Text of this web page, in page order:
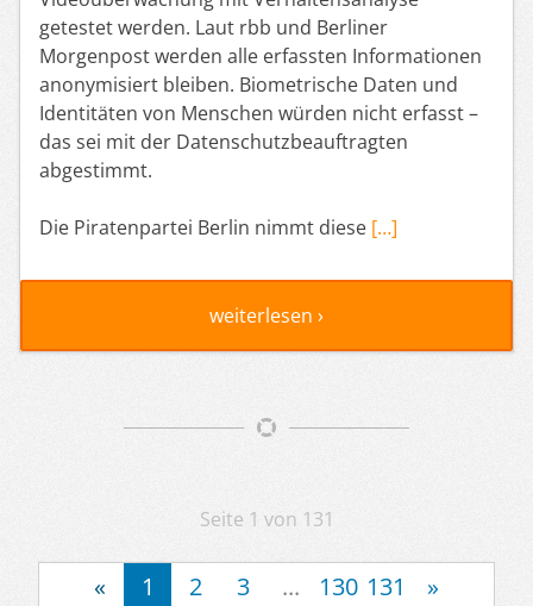
getestet werden. Laut rbb und Berliner
Morgenpost werden alle erfassten Informationen
anonymisiert bleiben. Biometrische Daten und
Identitäten von Menschen würden nicht erfasst –
das sei mit der Datenschutzbeauftragten
abgestimmt.
Die Piratenpartei Berlin nimmt diese […]
weiterlesen ›
Artikelnavigation
Seite 1 von 131
« 1 2 3 ... 130 131 »